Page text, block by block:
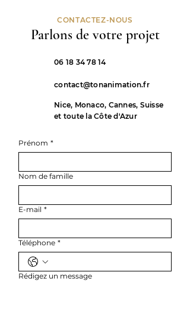
CONTACTEZ-NOUS
Parlons de votre projet
06 18 34 78 14
contact@tonanimation.fr
Nice, Monaco, Cannes, Suisse
et toute la Côte d'Azur
Prénom *
Nom de famille
E-mail *
Téléphone *
Rédigez un message